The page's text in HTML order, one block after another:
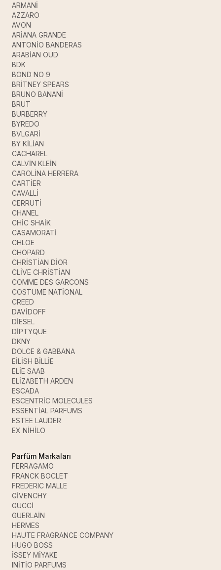
ARMANİ
AZZARO
AVON
ARİANA GRANDE
ANTONİO BANDERAS
ARABİAN OUD
BDK
BOND NO 9
BRİTNEY SPEARS
BRUNO BANANİ
BRUT
BURBERRY
BYREDO
BVLGARİ
BY KİLİAN
CACHAREL
CALVİN KLEİN
CAROLİNA HERRERA
CARTİER
CAVALLİ
CERRUTİ
CHANEL
CHİC SHAİK
CASAMORATİ
CHLOE
CHOPARD
CHRİSTİAN DİOR
CLİVE CHRİSTİAN
COMME DES GARCONS
COSTUME NATİONAL
CREED
DAVİDOFF
DİESEL
DİPTYQUE
DKNY
DOLCE & GABBANA
EİLİSH BİLLİE
ELİE SAAB
ELİZABETH ARDEN
ESCADA
ESCENTRİC MOLECULES
ESSENTİAL PARFUMS
ESTEE LAUDER
EX NİHİLO
Parfüm Markaları
FERRAGAMO
FRANCK BOCLET
FREDERIC MALLE
GİVENCHY
GUCCİ
GUERLAİN
HERMES
HAUTE FRAGRANCE COMPANY
HUGO BOSS
İSSEY MİYAKE
INİTİO PARFUMS